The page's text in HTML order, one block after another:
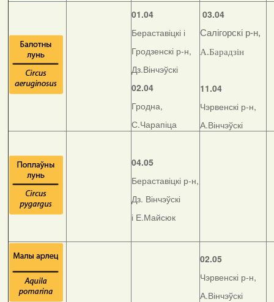
01.04
Бераставіцкі і
Гродзенскі р-н,
Дз.Вінчэўскі
02.04
Гродна,
С.Чарапіца
03.04
Салігорскі р-н,
А.Барадзін
11.04
Чэрвенскі р-н,
А.Вінчэўскі
04.05
Бераставіцкі р-н,
Дз. Вінчэўскі
і Е.Майсюк
02.05
Чэрвенскі р-н,
А.Вінчэўскі